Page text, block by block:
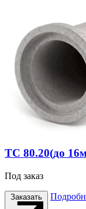
ТС 80.20(до
Под заказ
Заказать